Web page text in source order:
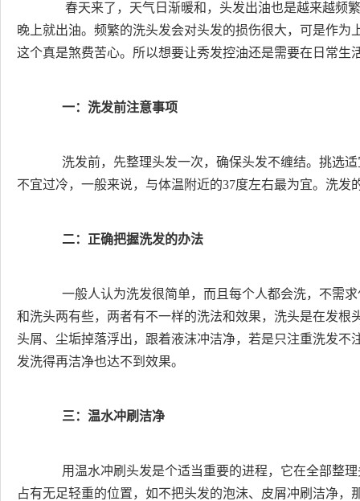
春天来了，天气日渐暖和，头发出油也是越来越频
晚上就出油。频繁的洗头发会对头发的损伤很大，可是作
这个真是煞费苦心。所以想要让秀发控油还是需要在日常生
一：洗发前注意事项
洗发前，先整理头发一次，确保头发不缠结。挑选
不宜过冷，一般来说，与体温附近的37度左右最为宜。洗发
二：正确把握洗发的办法
一般人认为洗发很简单，而且每个人都会洗，不需
和洗头两有些，两者有不一样的洗法和效果，洗头是在发
头屑、尘垢掉落浮出，跟着液沫冲洁净，若是只注重洗发
发洗得再洁净也达不到效果。
三：温水冲刷洁净
用温水冲刷头发是个适当重要的进程，它在全部整
占有无足轻重的位置，如不把头发的泡沫、皮屑冲刷洁净